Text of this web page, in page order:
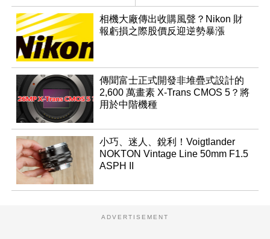
超過 15 級
相機大廠傳出收購風聲？Nikon 財
報虧損之際股價反迎逆勢暴漲
傳聞富士正式開發非堆疊式設計的
2,600 萬畫素 X-Trans CMOS 5？將
用於中階機種
小巧、迷人、銳利！Voigtlander
NOKTON Vintage Line 50mm F1.5
ASPH II
ADVERTISEMENT